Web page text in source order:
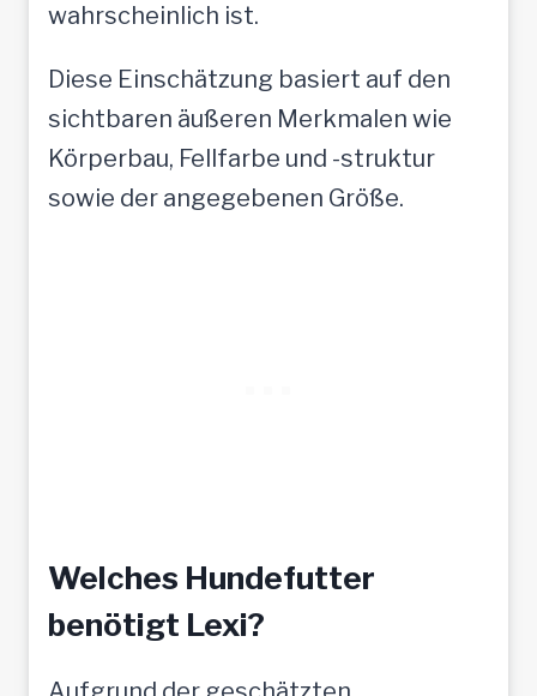
wahrscheinlich ist.
Diese Einschätzung basiert auf den
sichtbaren äußeren Merkmalen wie
Körperbau, Fellfarbe und -struktur
sowie der angegebenen Größe.
Welches Hundefutter
benötigt Lexi?